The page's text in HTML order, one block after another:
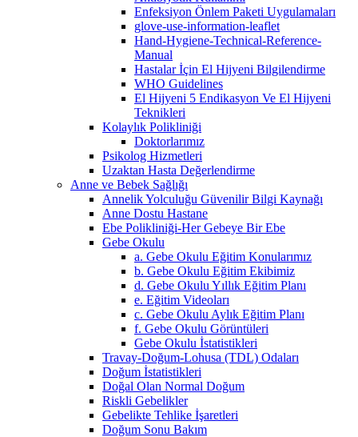
Enfeksiyon Önlem Paketi Uygulamaları
glove-use-information-leaflet
Hand-Hygiene-Technical-Reference-
Manual
Hastalar İçin El Hijyeni Bilgilendirme
WHO Guidelines
El Hijyeni 5 Endikasyon Ve El Hijyeni
Teknikleri
Kolaylık Polikliniği
Doktorlarımız
Psikolog Hizmetleri
Uzaktan Hasta Değerlendirme
Anne ve Bebek Sağlığı
Annelik Yolculuğu Güvenilir Bilgi Kaynağı
Anne Dostu Hastane
Ebe Polikliniği-Her Gebeye Bir Ebe
Gebe Okulu
a. Gebe Okulu Eğitim Konularımız
b. Gebe Okulu Eğitim Ekibimiz
d. Gebe Okulu Yıllık Eğitim Planı
e. Eğitim Videoları
c. Gebe Okulu Aylık Eğitim Planı
f. Gebe Okulu Görüntüleri
Gebe Okulu İstatistikleri
Travay-Doğum-Lohusa (TDL) Odaları
Doğum İstatistikleri
Doğal Olan Normal Doğum
Riskli Gebelikler
Gebelikte Tehlike İşaretleri
Doğum Sonu Bakım